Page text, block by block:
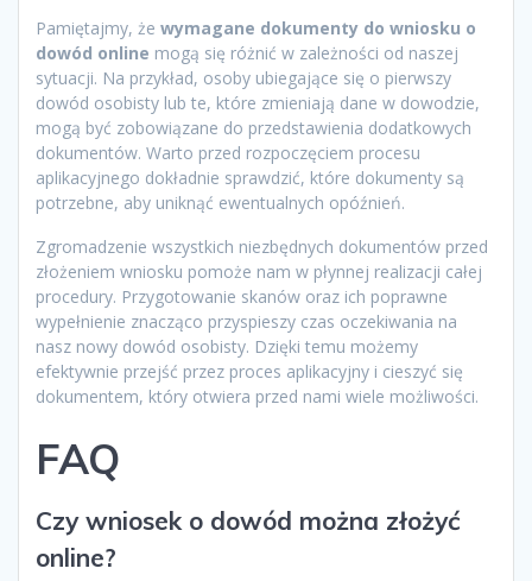
Pamiętajmy, że wymagane dokumenty do wniosku o
dowód online mogą się różnić w zależności od naszej
sytuacji. Na przykład, osoby ubiegające się o pierwszy
dowód osobisty lub te, które zmieniają dane w dowodzie,
mogą być zobowiązane do przedstawienia dodatkowych
dokumentów. Warto przed rozpoczęciem procesu
aplikacyjnego dokładnie sprawdzić, które dokumenty są
potrzebne, aby uniknąć ewentualnych opóźnień.
Zgromadzenie wszystkich niezbędnych dokumentów przed
złożeniem wniosku pomoże nam w płynnej realizacji całej
procedury. Przygotowanie skanów oraz ich poprawne
wypełnienie znacząco przyspieszy czas oczekiwania na
nasz nowy dowód osobisty. Dzięki temu możemy
efektywnie przejść przez proces aplikacyjny i cieszyć się
dokumentem, który otwiera przed nami wiele możliwości.
FAQ
Czy wniosek o dowód można złożyć
online?